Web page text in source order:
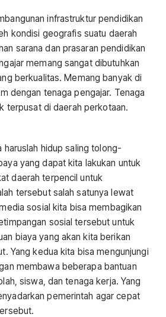
infrastruktur pendidikan
kondisi geografis suatu daerah
sarana dan prasaran pendidikan
memang sangat dibutuhkan
berkualitas. Memang banyak di
dengan tenaga pengajar. Tenaga
terpusat di daerah perkotaan.
haruslah hidup saling tolong-
yang dapat kita lakukan untuk
daerah terpencil untuk
tersebut salah satunya lewat
sosial kita bisa membagikan
sosial tersebut untuk
biaya yang akan kita berikan
Yang kedua kita bisa mengunjungi
membawa beberapa bantuan
siswa, dan tenaga kerja. Yang
pemerintah agar cepat